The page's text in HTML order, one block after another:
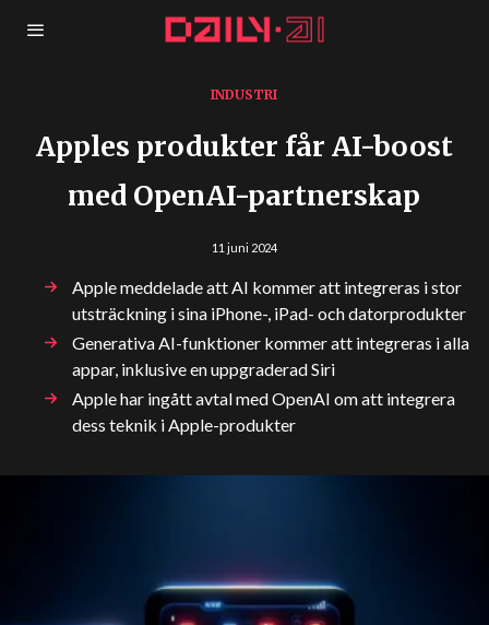
INDUSTRI
Apples produkter får AI-boost
med OpenAI-partnerskap
11 juni 2024
Apple meddelade att AI kommer att integreras i stor
utsträckning i sina iPhone-, iPad- och datorprodukter
Generativa AI-funktioner kommer att integreras i alla
appar, inklusive en uppgraderad Siri
Apple har ingått avtal med OpenAI om att integrera
dess teknik i Apple-produkter